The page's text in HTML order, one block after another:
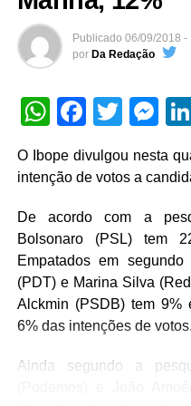
As inscrições vão até o
às vagas devem
maior de 21 anos, ter
cidade há pelo
Rondonópolis e
A jornada de trabalho no
de R$ 3.200,00. Serão
sendo 10 titulares e 10
trabalhos por quatro
Segundo a comissão
inscrição é feita uma
conhecimento
Publicado 06/09/2018 -
por Da Redação
WhatsApp
O Ibope divulgou nesta
intenção de votos a
De acordo com a
Bolsonaro (PSL) tem
Empatados em
(PDT) e Marina Silva
Alckmin (PSDB) tem 9%
6% das intenções de votos.
Ainda segundo a